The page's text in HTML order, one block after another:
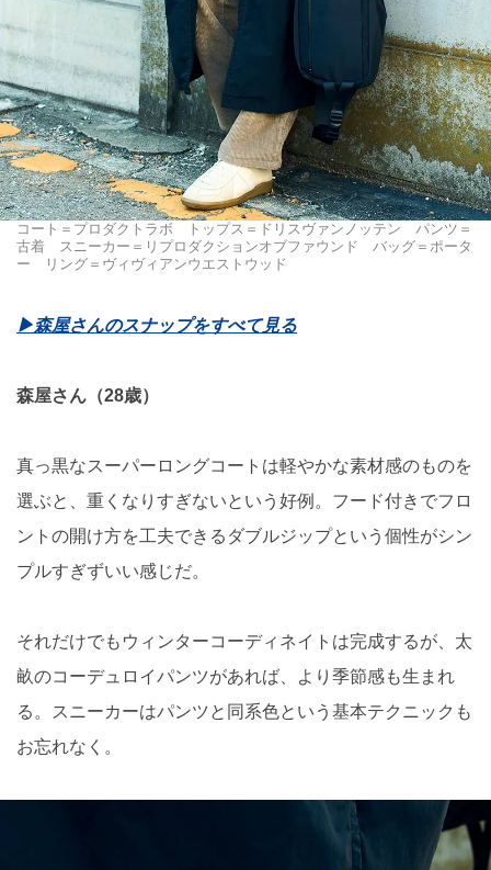
コート＝プロダクトラボ トップス＝ドリスヴァンノッテン パンツ＝
古着 スニーカー＝リプロダクションオブファウンド バッグ＝ポータ
ー リング＝ヴィヴィアンウエストウッド
▶︎森屋さんのスナップをすべて見る
森屋さん（28歳）
真っ黒なスーパーロングコートは軽やかな素材感のものを
選ぶと、重くなりすぎないという好例。フード付きでフロ
ントの開け方を工夫できるダブルジップという個性がシン
プルすぎずいい感じだ。
それだけでもウィンターコーディネイトは完成するが、太
畝のコーデュロイパンツがあれば、より季節感も生まれ
る。スニーカーはパンツと同系色という基本テクニックも
お忘れなく。